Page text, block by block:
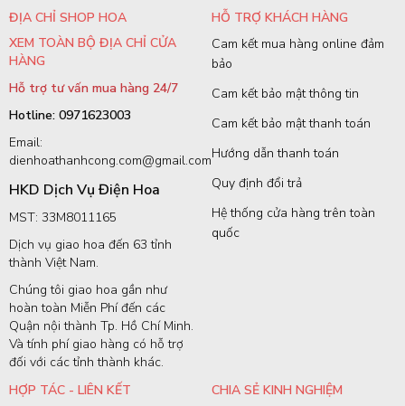
ĐỊA CHỈ SHOP HOA
XEM TOÀN BỘ ĐỊA CHỈ CỬA
HÀNG
Hỗ trợ tư vấn mua hàng 24/7
Hotline: 0971623003
Email:
dienhoathanhcong.com@gmail.com
HKD Dịch Vụ Điện Hoa
MST: 33M8011165
Dịch vụ giao hoa đến 63 tỉnh
thành Việt Nam.
Chúng tôi giao hoa gần như
hoàn toàn Miễn Phí đến các
Quận nội thành Tp. Hồ Chí Minh.
Và tính phí giao hàng có hỗ trợ
đối với các tỉnh thành khác.
HỖ TRỢ KHÁCH HÀNG
Cam kết mua hàng online đảm
bảo
Cam kết bảo mật thông tin
Cam kết bảo mật thanh toán
Hướng dẫn thanh toán
Quy định đổi trả
Hệ thống cửa hàng trên toàn
quốc
HỢP TÁC - LIÊN KẾT
CHIA SẺ KINH NGHIỆM